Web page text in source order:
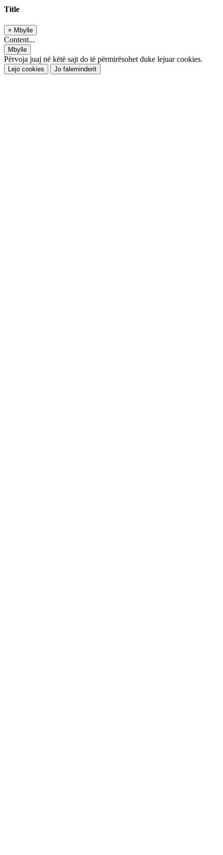
Title
× Mbylle
Content...
Mbylle
Përvoja juaj në këtë sajt do të përmirësohet duke lejuar cookies.
Lejo cookies Jo faleminderit